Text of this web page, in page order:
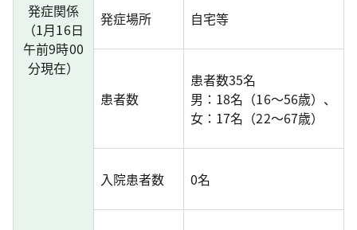
発症関係
（1月16日
午前9時00
分現在）
発症場所 自宅等
患者数
患者数35名
男：18名（16～56歳）、
女：17名（22～67歳）
入院患者数 0名